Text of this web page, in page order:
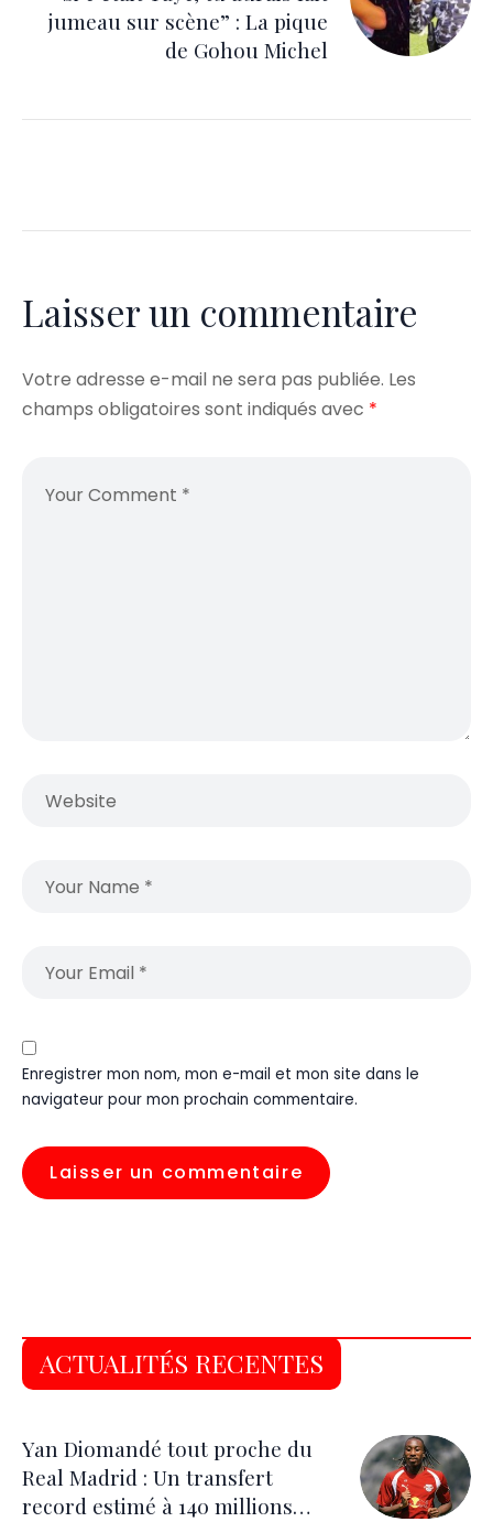
jumeau sur scène” : La pique
de Gohou Michel
Laisser un commentaire
Votre adresse e-mail ne sera pas publiée. Les
champs obligatoires sont indiqués avec *
Enregistrer mon nom, mon e-mail et mon site dans le
navigateur pour mon prochain commentaire.
ACTUALITÉS RECENTES
Yan Diomandé tout proche du
Real Madrid : Un transfert
record estimé à 140 millions